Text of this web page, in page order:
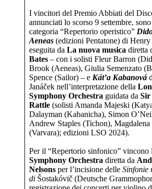
I vincitori del Premio Abbiati del
annunciati lo scorso 9 settembre,
categoria “Repertorio operistico”
Aeneas (edizioni Pentatone) di Henry
eseguita da La nuova musica diretta
Bates – con i solisti Fleur Barron
Brook (Aeneas), Giulia Semenzato
Spence (Sailor) – e Kát’a Kabanová
Janáček nell’interpretazione della
Symphony Orchestra guidata da Sir
Rattle (solisti Amanda Majeski
Dalayman (Kabanicha), Simon
Andrew Staples (Tichon), Magdalena
(Varvara); edizioni LSO 2024).
Per il “Repertorio sinfonico” vincono
Symphony Orchestra diretta da
Nelsons per l’incisione delle Sinfonie
di Šostakóvič (Deutsche